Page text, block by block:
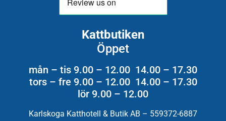
Kattbutiken
Öppet
mån – tis 9.00 – 12.00 14.00 – 17.30
tors – fre 9.00 – 12.00 14.00 – 17.30
lör 9.00 – 12.00
Karlskoga Katthotell & Butik AB – 559372-6887